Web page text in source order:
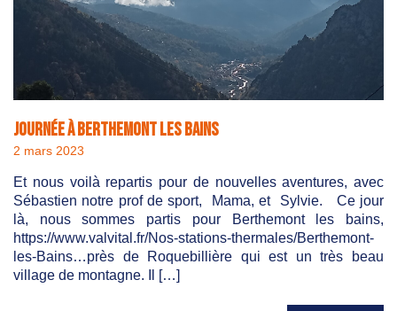
Journée à Berthemont les bains
2 mars 2023
Et nous voilà repartis pour de nouvelles aventures, avec
Sébastien notre prof de sport, Mama, et Sylvie. Ce jour
là, nous sommes partis pour Berthemont les bains,
https://www.valvital.fr/Nos-stations-thermales/Berthemont-
les-Bains…près de Roquebillière qui est un très beau
village de montagne. Il […]